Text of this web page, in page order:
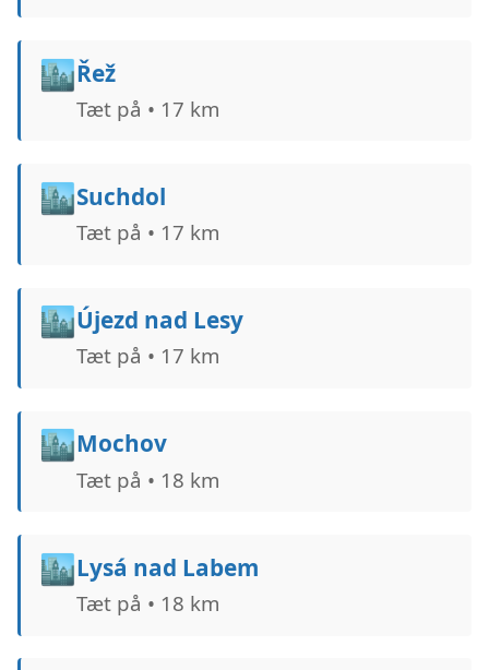
🏙️Řež
Tæt på • 17 km
🏙️Suchdol
Tæt på • 17 km
🏙️Újezd nad Lesy
Tæt på • 17 km
🏙️Mochov
Tæt på • 18 km
🏙️Lysá nad Labem
Tæt på • 18 km